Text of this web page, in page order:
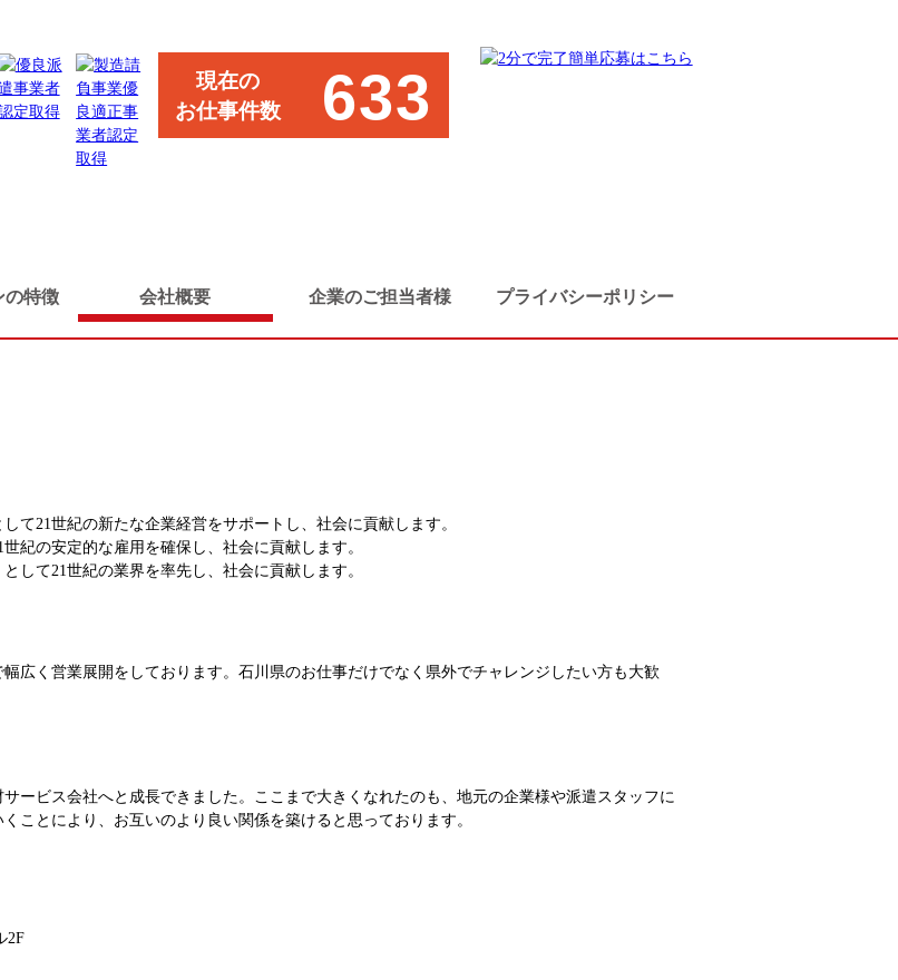
現在の
お仕事件数
633
の特徴 会社概要 企業のご担当者様 プライバシーポリシー
COMPANY
して21世紀の新たな企業経営をサポートし、 社会に貢献します。
世紀の安定的な雇用を確保し、 社会に貢献します。
として21世紀の業界を率先し、社会に貢献します。
広く営業展開をしております。石川県のお仕事だけでなく県外でチャレンジしたい方も大歓
ービス会社へと成長できました。ここまで大きくなれたのも、地元の企業様や派遣スタッフに
ことにより、お互いのより良い関係を築けると思っております。
2F